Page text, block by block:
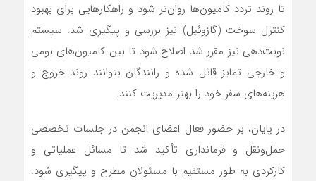
تا روند تردد کامیون‌ها روان‌تر شود و راهکارهایی برای بهبود
کنترل سوخت (گازوئیل) نیز بررسی و پیگیری شد. سیستم
نوبت‌دهی نیز مقرر شد اصلاح شود تا بین کامیون‌های بومی
و خارجی تمایز قائل شده و رانندگان بتوانند روند خروج و
هزینه‌های سفر خود را بهتر مدیریت کنند.
در پایان، بر حضور فعال اعضای انجمن در جلسات تخصصی
حمل‌ونقل و فرمانداری تأکید شد تا مسائل عملیاتی و
کارکردی به طور مستقیم با مسئولان مطرح و پیگیری شود.